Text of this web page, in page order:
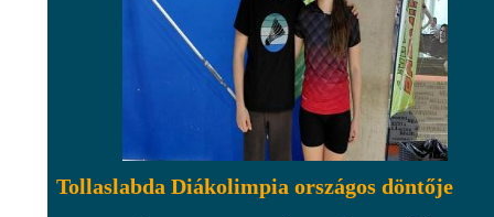
Tollaslabda Diákolimpia országos döntője